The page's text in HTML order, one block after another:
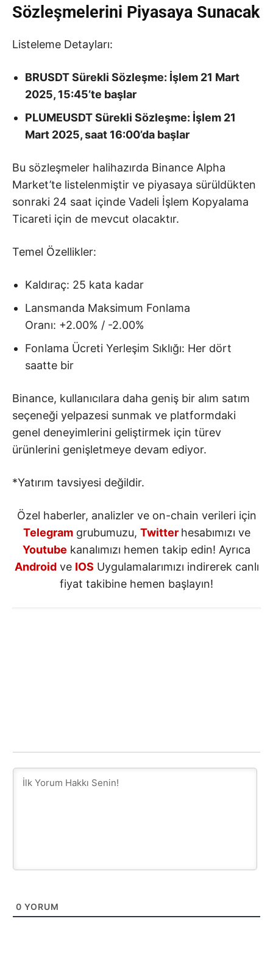
Sözleşmelerini Piyasaya Sunacak
Listeleme Detayları:
BRUSDT Sürekli Sözleşme: İşlem 21 Mart
2025, 15:45’te başlar
PLUMEUSDT Sürekli Sözleşme: İşlem 21
Mart 2025, saat 16:00’da başlar
Bu sözleşmeler halihazırda Binance Alpha
Market’te listelenmiştir ve piyasaya sürüldükten
sonraki 24 saat içinde Vadeli İşlem Kopyalama
Ticareti için de mevcut olacaktır.
Temel Özellikler:
Kaldıraç: 25 kata kadar
Lansmanda Maksimum Fonlama
Oranı: +2.00% / -2.00%
Fonlama Ücreti Yerleşim Sıklığı: Her dört
saatte bir
Binance, kullanıcılara daha geniş bir alım satım
seçeneği yelpazesi sunmak ve platformdaki
genel deneyimlerini geliştirmek için türev
ürünlerini genişletmeye devam ediyor.
*Yatırım tavsiyesi değildir.
Özel haberler, analizler ve on-chain verileri için
Telegramgrubumuzu, Twitter hesabımızı ve
Youtube kanalımızı hemen takip edin! Ayrıca
Androidve IOS Uygulamalarımızı indirerek canlı
fiyat takibine hemen başlayın!
0 YORUM